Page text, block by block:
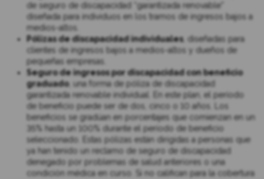
de seguro de discapacidad “garantizada renovable”
diseñada para individuos en los tramos de ingresos bajos a
medios-altos.
Pólizas de discapacidad individuales, diseñadas para
clientes de ingresos bajos a medios-altos y dueños de
pequeñas empresas.
Seguro de ingresos por discapacidad con beneficio
graduado, una forma de póliza de discapacidad
garantizada renovable individual. En este plan, el período
de beneficio puede ser de dos, cinco o 10 años. Los
beneficios se gradúan en porcentajes que comienzan en un
35% hasta un 100% durante el período de beneficio
seleccionado. Estas pólizas están dirigidas a personas que
ya han tenido un reclamo de seguro de discapacidad
denegado por problemas de salud anteriores o una
condición médica en curso. Si no califican para la cobertura